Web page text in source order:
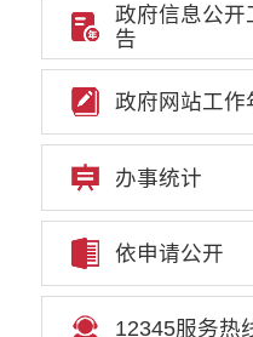
部门信息公开基本目录
重大项目
审批改革信息公开
教育信息公开
民政信息公开
自然资源信息公开
住房保障信息公开
文化机构信息公开
政府信息公开
告
政府网站工作
办事统计
依申请公开
12345服务热